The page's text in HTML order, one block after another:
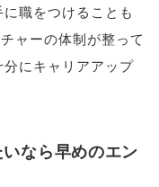
に職をつけることも
ャーの体制が整って
にキャリアアップ
なら早めのエン